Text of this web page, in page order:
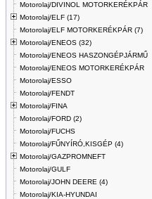
Motorolaj/DIVINOL MOTORKERÉKPÁR
Motorolaj/ELF (17)
Motorolaj/ELF MOTORKERÉKPÁR (7)
Motorolaj/ENEOS (32)
Motorolaj/ENEOS HASZONGÉPJÁRMŰ
Motorolaj/ENEOS MOTORKERÉKPÁR
Motorolaj/ESSO
Motorolaj/FENDT
Motorolaj/FINA
Motorolaj/FORD (2)
Motorolaj/FUCHS
Motorolaj/FŰNYÍRÓ,KISGÉP (4)
Motorolaj/GAZPROMNEFT
Motorolaj/GULF
Motorolaj/JOHN DEERE (4)
Motorolaj/KIA-HYUNDAI